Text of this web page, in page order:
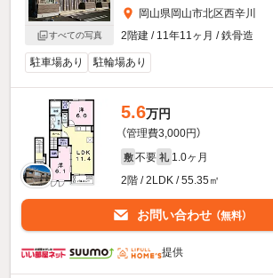
すべての写真
岡山県岡山市北区西辛川
2階建 / 11年11ヶ月 / 鉄骨造
駐車場あり 駐輪場あり
5.6万円
（管理費3,000円）
敷 不要 礼 1.0ヶ月
2階 / 2LDK / 55.35㎡
お問い合わせ （無料）
提供